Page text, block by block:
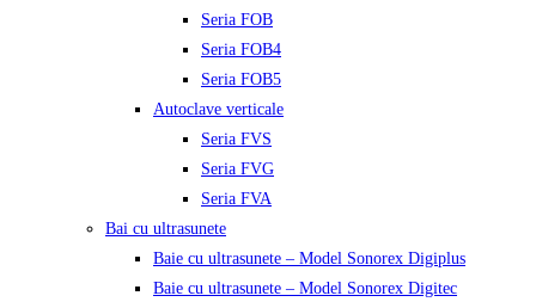
Seria FOB
Seria FOB4
Seria FOB5
Autoclave verticale
Seria FVS
Seria FVG
Seria FVA
Bai cu ultrasunete
Baie cu ultrasunete – Model Sonorex Digiplus
Baie cu ultrasunete – Model Sonorex Digitec